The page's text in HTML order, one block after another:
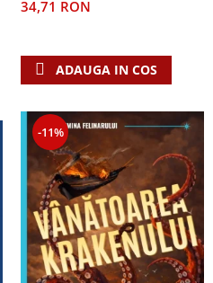
34,71 RON
ADAUGA IN COS
-11%